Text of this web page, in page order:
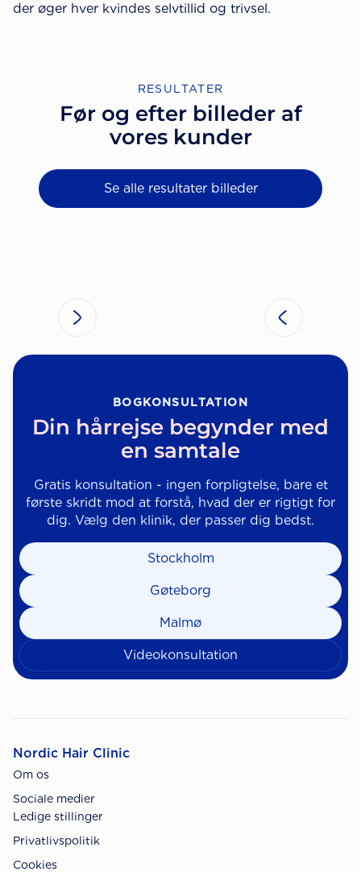
der øger hver kvindes selvtillid og trivsel.
RESULTATER
Før og efter billeder af
vores kunder
Se alle resultater billeder
BOGKONSULTATION
Din hårrejse begynder med
en samtale
Gratis konsultation - ingen forpligtelse, bare et
første skridt mod at forstå, hvad der er rigtigt for
dig. Vælg den klinik, der passer dig bedst.
Stockholm
Gøteborg
Malmø
Videokonsultation
Nordic Hair Clinic
Om os
Sociale medier
Ledige stillinger
Privatlivspolitik
Cookies